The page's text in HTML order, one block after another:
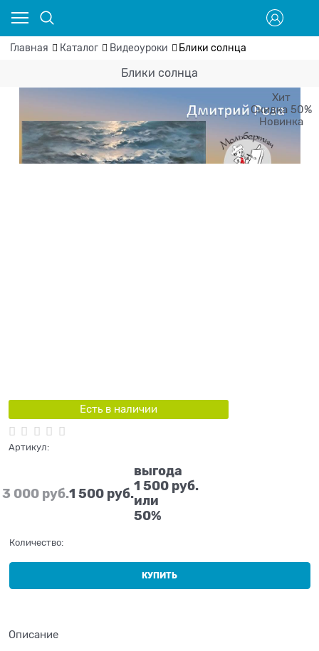
Главная Каталог Видеоуроки Блики солнца
Блики солнца
Хит
Скидка 50%
Новинка
Есть в наличии
Артикул:
3 000 руб.1 500 руб.
выгода
1 500 руб.
или
50%
Количество:
КУПИТЬ
Описание